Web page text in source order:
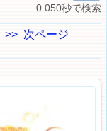
0.050秒で検索
>> 次ページ